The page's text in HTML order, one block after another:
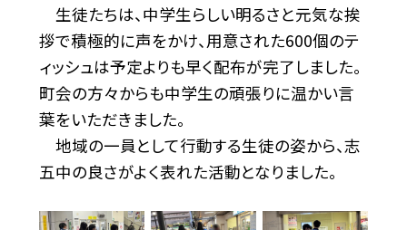
生徒たちは、中学生らしい明るさと元気な挨
拶で積極的に声をかけ、用意された600個のテ
ィッシュは予定よりも早く配布が完了しました。
町会の方々からも中学生の頑張りに温かい言
葉をいただきました。
地域の一員として行動する生徒の姿から、志
五中の良さがよく表れた活動となりました。